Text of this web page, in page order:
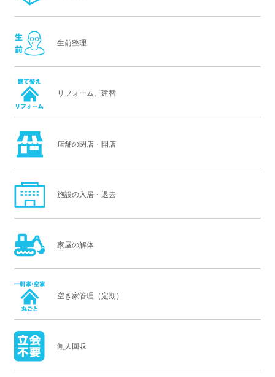
生前整理
リフォーム、建替
店舗の閉店・開店
施設の入居・退去
家屋の解体
空き家管理（定期）
無人回収